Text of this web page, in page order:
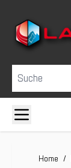
Suche
Home /